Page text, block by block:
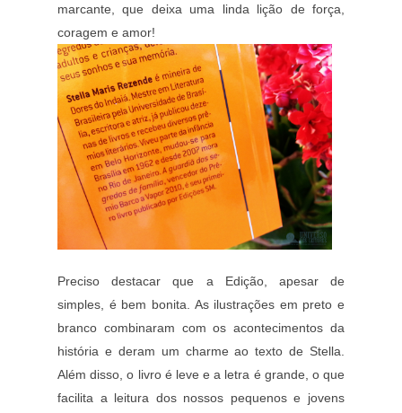
marcante, que deixa uma linda lição de força,
coragem e amor!
Preciso destacar que a Edição, apesar de
simples, é bem bonita. As ilustrações em preto e
branco combinaram com os acontecimentos da
história e deram um charme ao texto de Stella.
Além disso, o livro é leve e a letra é grande, o que
facilita a leitura dos nossos pequenos e jovens